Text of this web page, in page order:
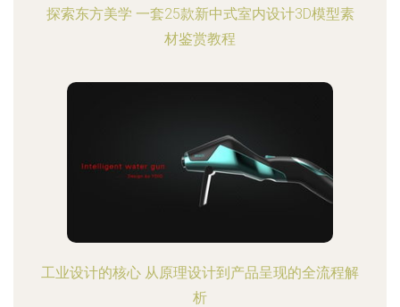
探索东方美学 一套25款新中式室内设计3D模型素
材鉴赏教程
工业设计的核心 从原理设计到产品呈现的全流程解
析